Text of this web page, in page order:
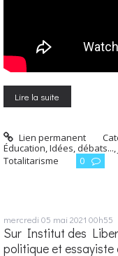
Lire la suite
Lien permanent
Éducation Idées, débats...
Totalitarisme
0
mercredi 05 mai 2021 00h55
Sur Institut des
politique et essayiste